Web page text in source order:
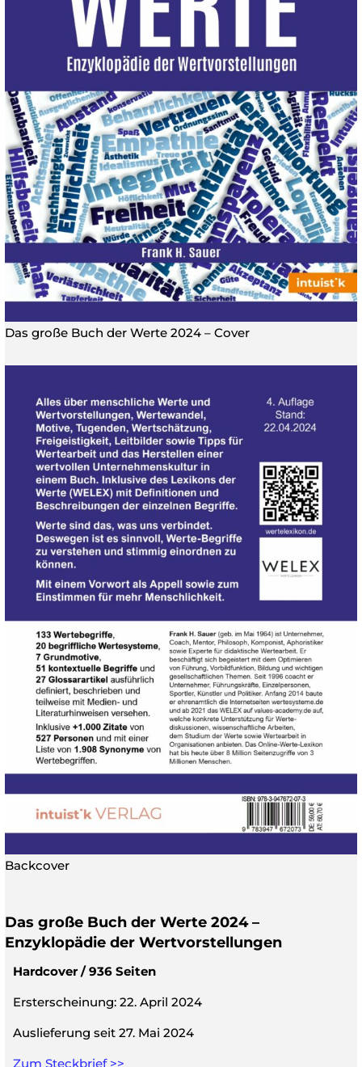
Das große Buch der Werte 2024 – Cover
Backcover
Das große Buch der Werte 2024 –
Enzyklopädie der Wertvorstellungen
Hardcover / 936 Seiten
Ersterscheinung: 22. April 2024
Auslieferung seit 27. Mai 2024
Zum Steckbrief >>